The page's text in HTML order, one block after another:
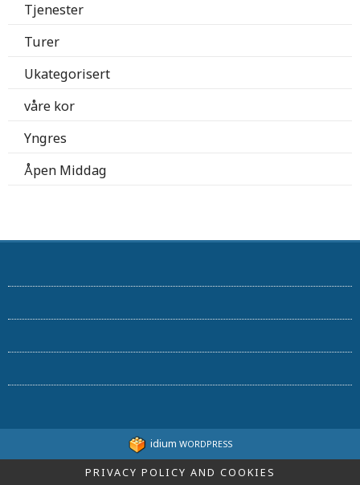
Tjenester
Turer
Ukategorisert
våre kor
Yngres
Åpen Middag
idium WORDPRESS
PRIVACY POLICY AND COOKIES